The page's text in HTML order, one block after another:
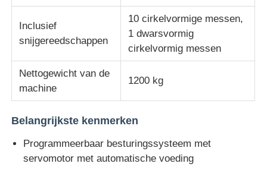
Inclusief
snijgereedschappen
10 cirkelvormige messen,
1 dwarsvormig
cirkelvormig messen
Nettogewicht van de
machine
1200 kg
Belangrijkste kenmerken
Programmeerbaar besturingssysteem met
servomotor met automatische voeding